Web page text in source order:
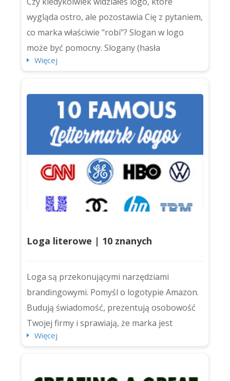
wygląda ostro, ale pozostawia Cię z pytaniem,
co marka właściwie "robi"? Slogan w logo
może być pomocny. Slogany (hasła
reklamowe lub tagline'y logo) dodają jasności,
uderzenia) do logotypów. Jednak nie każde
logo potrzebuje slogana. Czasami hasło tylko
miesza przekaz lub zatłacza projekt. Jeśli
tworzysz tożsamość mark...
Więcej
Loga literowe | 10 znanych
przykładów i jak zaprojektować
własne dla swojej firmy
Loga są przekonującymi narzędziami
brandingowymi. Pomyśl o logotypie Amazon.
Budują świadomość, prezentują osobowość
Twojej firmy i sprawiają, że marka jest
zapadająca w pamięć. Ale dzisiaj skupimy się
Więcej